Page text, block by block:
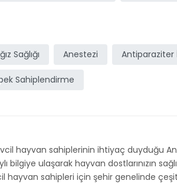
Sağlığı Anestezi Antiparaziter
Sahiplendirme
hayvan sahiplerinin ihtiyaç duyduğu
ulaşarak hayvan dostlarınızın
hayvan sahipleri için şehir genelinde